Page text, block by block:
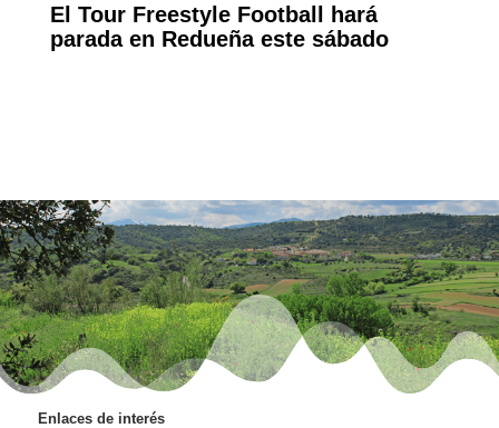
El Tour Freestyle Football hará
parada en Redueña este sábado
Enlaces de interés